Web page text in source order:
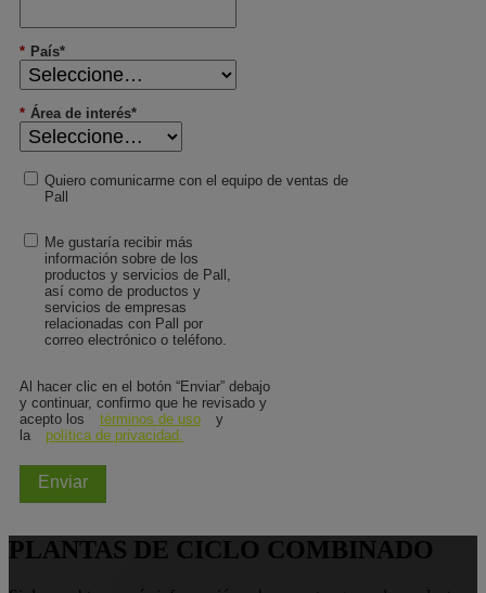
* País*
* Área de interés*
Quiero comunicarme con el equipo de ventas de
Pall
Me gustaría recibir más
información sobre de los
productos y servicios de Pall,
así como de productos y
servicios de empresas
relacionadas con Pall por
correo electrónico o teléfono.
Al hacer clic en el botón “Enviar” debajo
y continuar, confirmo que he revisado y
acepto los
términos de uso
y
la
política de privacidad.
Enviar
PLANTAS DE CICLO COMBINADO